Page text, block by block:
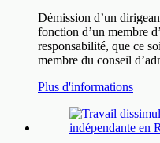
Démission d’un
fonction d’un membre
responsabilité, que ce
membre du conseil
Plus d'informations